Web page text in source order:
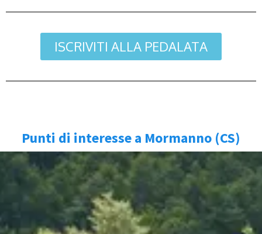
ISCRIVITI ALLA PEDALATA
Punti di interesse a Mormanno (CS)